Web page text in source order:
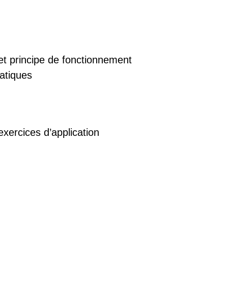
principe de fonctionnement
d’application